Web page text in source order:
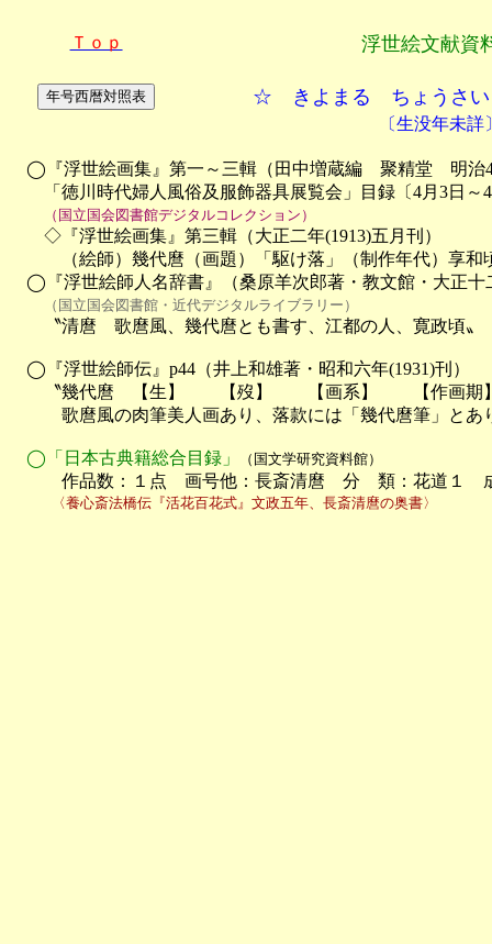
Ｔｏｐ 浮世絵文献資
☆ きよまる ちょうさ
〔生没年未詳
◯『浮世絵画集』第一～三輯（田中増蔵編　聚精堂　明治
「徳川時代婦人風俗及服飾器具展覧会」目録〔4月3日～4
（国立国会図書館デジタルコレクション）
◇『浮世絵画集』第三輯（大正二年(1913)五月刊）
（絵師）幾代麿（画題）「駆け落」（制作年代）享和
◯『浮世絵師人名辞書』（桑原羊次郎著・教文館・大正十
（国立国会図書館・近代デジタルライブラリー）
〝清麿　歌麿風、幾代麿とも書す、江都の人、寛政頃〟
◯『浮世絵師伝』p44（井上和雄著・昭和六年(1931)刊）
〝幾代麿　【生】　　【歿】　　【画系】　　【作画期
歌麿風の肉筆美人画あり、落款には「幾代麿筆」とあ
◯「日本古典籍総合目録」 （国文学研究資料館）
作品数：１点　画号他：長斎清麿　分　類：花道１　
〈養心斎法橋伝『活花百花式』文政五年、長斎清麿の奥書〉